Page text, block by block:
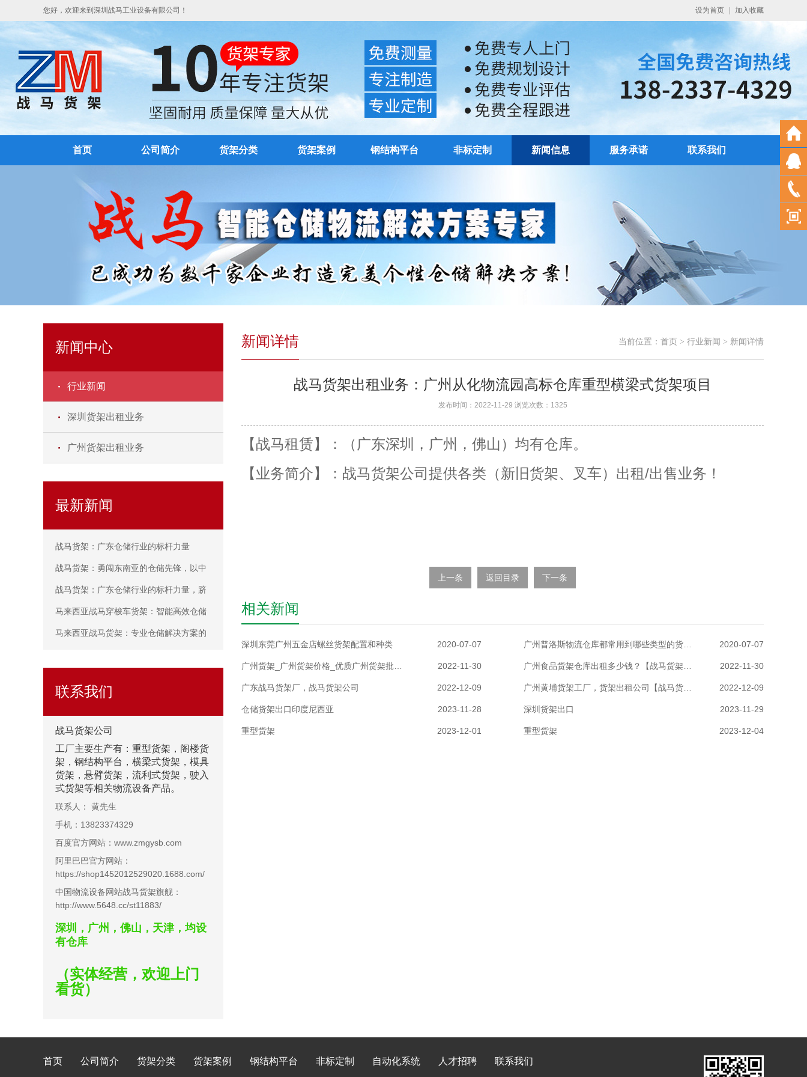
您好，欢迎来到深圳战马工业设备有限公司！ 设为首页 加入收藏
首页 公司简介 货架分类 货架案例 钢结构平台 非标定制 新闻信息 服务承诺 联系我们
新闻中心
行业新闻
深圳货架出租业务
广州货架出租业务
最新新闻
战马货架：广东仓储行业的标杆力量
战马货架：勇闯东南亚的仓储先锋，以中
国智造赢得海外市场喝彩
战马货架：广东仓储行业的标杆力量，跻
身2025年货架十大品牌之列
马来西亚战马穿梭车货架：智能高效仓储
的首选解决方案
马来西亚战马货架：专业仓储解决方案的
联系我们
战马货架公司
工厂主要生产有：重型货架， 阁楼货
架 ，钢结构平台，横梁式货架， 模具
货架 ， 悬臂货架 ，流利式货架，驶入
式货架等相关物流设备产品。
联系人： 黄先生
手机：13823374329
百度官方网站：www.zmgysb.com
阿里巴巴官方网站：
https://shop1452012529020.1688.com/
中国物流设备网站战马货架旗舰：
http://www.5648.cc/st11883/
深圳，广州，佛山，天津，均设
有仓库
（实体经营，欢迎上门
看货）
当前位置： 首页 > 行业新闻 > 新闻详情
新闻详情
战马货架出租业务：广州从化物流园高标仓库重型横梁式货架项目
发布时间：2022-11-29 浏览次数：1325
【战马租赁】：（广东深圳，广州，佛山）均有仓库。
【业务简介】：战马货架公司提供各类（新旧货架、叉车）出租/出售业务！
上一条 返回目录 下一条
相关新闻
2020-07-07
深圳东莞广州五金店螺丝货架配置和种类 2020-07-07
2022-11-30 2022-11-30
2022-12-09
广东战马货架厂，战马货架公司 2022-12-09
2023-11-28
仓储货架出口印度尼西亚 2023-11-29
深圳货架出口
2023-12-01
重型货架 2023-12-04
重型货架
首页 公司简介 货架分类 货架案例 钢结构平台 非标定制 自动化系统 人才招聘 联系我们